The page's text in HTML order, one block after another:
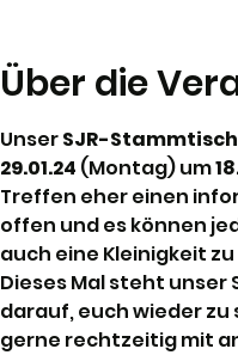
Über die
Unser SJR-Stammtisch
29.01.24 (Montag) um
Treffen eher einen
offen und es können
auch eine Kleinigkeit
Dieses Mal steht
darauf, euch wieder zu
gerne rechtzeitig mit